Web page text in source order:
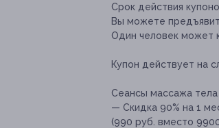
Срок действия
Вы можете
Один человек может
Купон действует на
Сеансы массажа тела
— Скидка 90% на 1
(990 руб. вместо